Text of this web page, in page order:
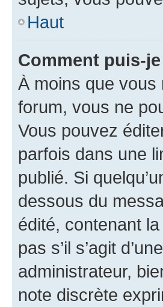
Haut
Comment puis-
À moins que
forum, vous ne
Vous pouvez
parfois dans une
publié. Si
dessous du
édité, contenant la
pas s’il s’agit
administrateur,
note discrète